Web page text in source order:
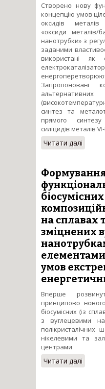
Створено нову
концепцію умов
оксидів
«оксиди металів/
нанотрубки» з
заданими
використані як
Запропоновані
синтез та
прямого синтезу
силіцидів металів
Читати далі
біосумісних
на сплавах
зміцнених
елементами
умов
Вперше
принципово
біосумісних (із
з вуглецевими
полікристалічних
нікелевими та
центрами
Читати далі